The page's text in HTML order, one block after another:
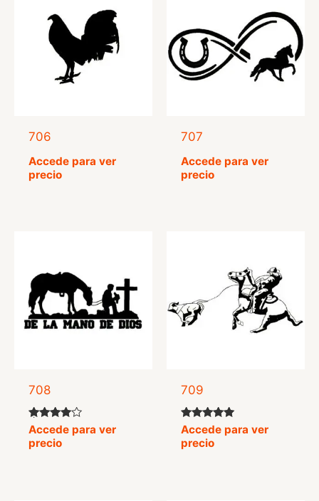
706
Accede para ver
precio
707
Accede para ver
precio
708
Valorado
con
4.42
Accede para ver
precio
709
Valorado
con
5.00
Accede para ver
precio